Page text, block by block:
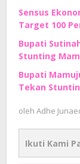
Sensus
Target 100
Bupati
Stunting
Bupati
Tekan
oleh Adhe
Ikuti Kami